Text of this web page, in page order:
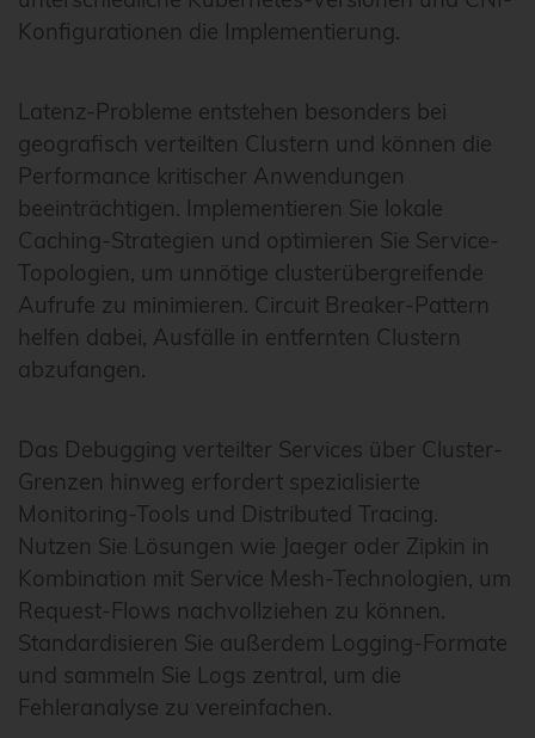
Konfigurationen die Implementierung.
Latenz-Probleme entstehen besonders bei
geografisch verteilten Clustern und können die
Performance kritischer Anwendungen
beeinträchtigen. Implementieren Sie lokale
Caching-Strategien und optimieren Sie Service-
Topologien, um unnötige clusterübergreifende
Aufrufe zu minimieren. Circuit Breaker-Pattern
helfen dabei, Ausfälle in entfernten Clustern
abzufangen.
Das Debugging verteilter Services über Cluster-
Grenzen hinweg erfordert spezialisierte
Monitoring-Tools und Distributed Tracing.
Nutzen Sie Lösungen wie Jaeger oder Zipkin in
Kombination mit Service Mesh-Technologien, um
Request-Flows nachvollziehen zu können.
Standardisieren Sie außerdem Logging-Formate
und sammeln Sie Logs zentral, um die
Fehleranalyse zu vereinfachen.